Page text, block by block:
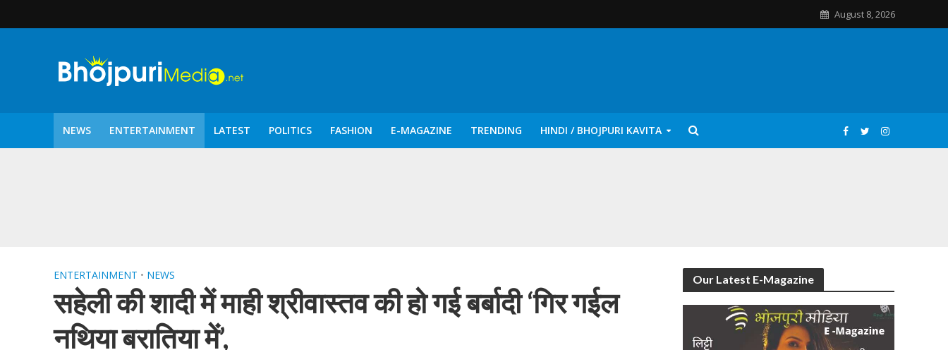
August 8, 2026
NEWS ENTERTAINMENT LATEST POLITICS FASHION E-MAGAZINE TRENDING HINDI / BHOJPURI KAVITA
ENTERTAINMENT • NEWS
सहेली की शादी में माही श्रीवास्तव की हो गई बर्बादी ‘गिर गईल
नथिया बरातिया में’,
Our Latest E-Magazine